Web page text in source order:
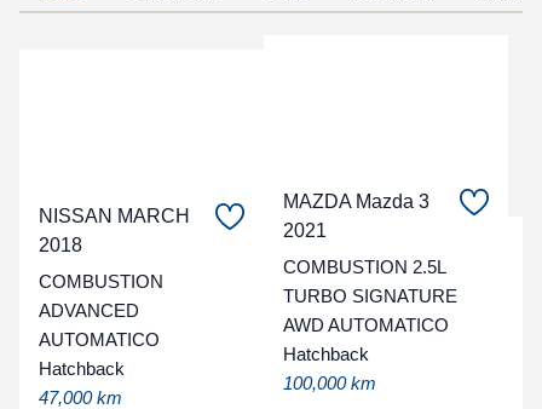
NISSAN MARCH
2018
COMBUSTION
ADVANCED
AUTOMATICO
Hatchback
47,000 km
MAZDA Mazda 3
2021
COMBUSTION 2.5L
TURBO SIGNATURE
AWD AUTOMATICO
Hatchback
100,000 km